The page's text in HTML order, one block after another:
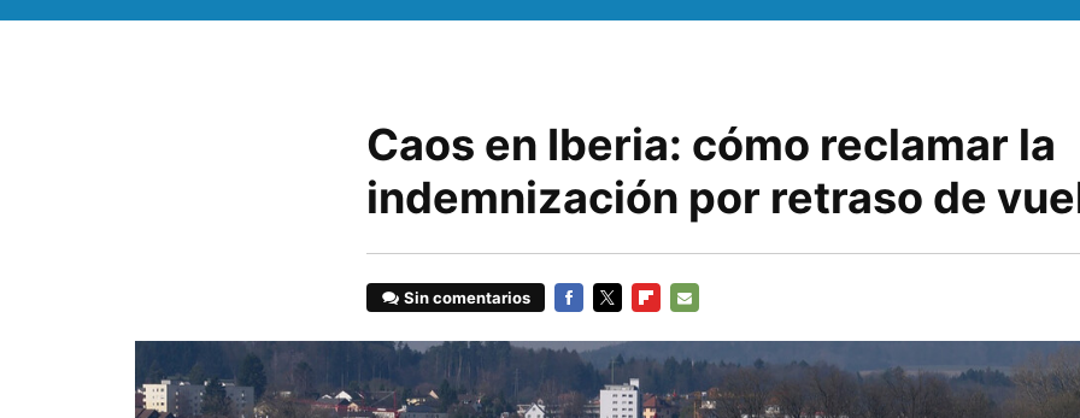
Caos en Iberia: cómo reclamar la
indemnización por retraso de
Sin comentarios
MAIL